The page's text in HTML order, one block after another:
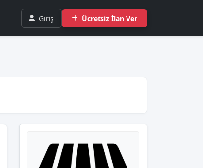
Giriş Ücretsiz İlan Ver